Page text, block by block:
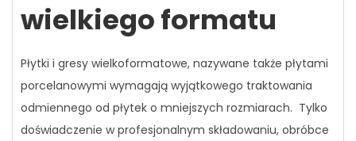
wielkiego formatu
Płytki i gresy wielkoformatowe, nazywane także płytami
porcelanowymi wymagają wyjątkowego traktowania
odmiennego od płytek o mniejszych rozmiarach. Tylko
doświadczenie w profesjonalnym składowaniu, obróbce